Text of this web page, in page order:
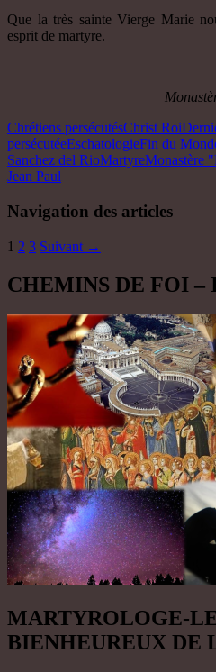
Que la très sainte Vierge Marie
esprit de martyre.
Chrétiens persécutésChrist Roi
persécutéeEschatologieFin du
Sanchez del RioMartyreMonastère
Jean Paul
Navigation des articles
1 2 3 Suivant →
CHEMINS DE FOI –
MARTYROLOGE-
BIENHEUREUX DE